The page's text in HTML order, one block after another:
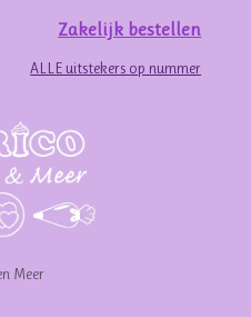
Zakelijk bestellen
ALLE uitstekers op nummer
Meer